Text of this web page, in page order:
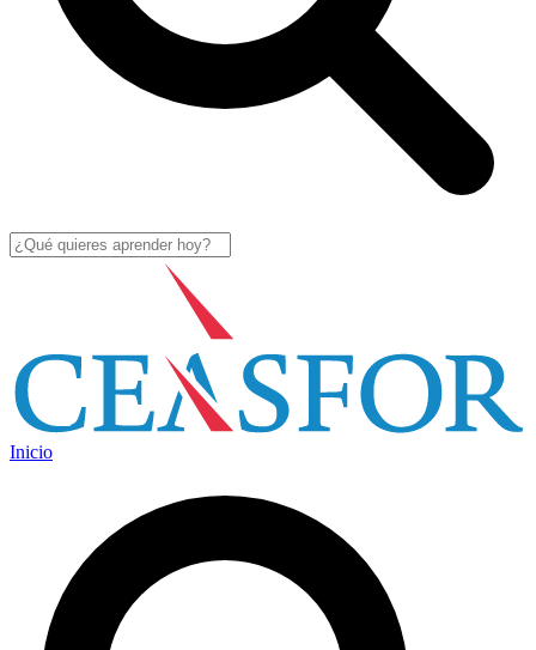
Inicio